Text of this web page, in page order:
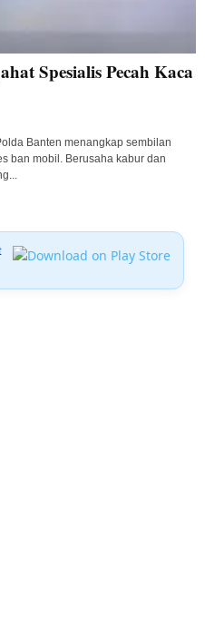
Spesialis Pecah Kaca
Banten menangkap sembilan
ban mobil. Berusaha kabur dan